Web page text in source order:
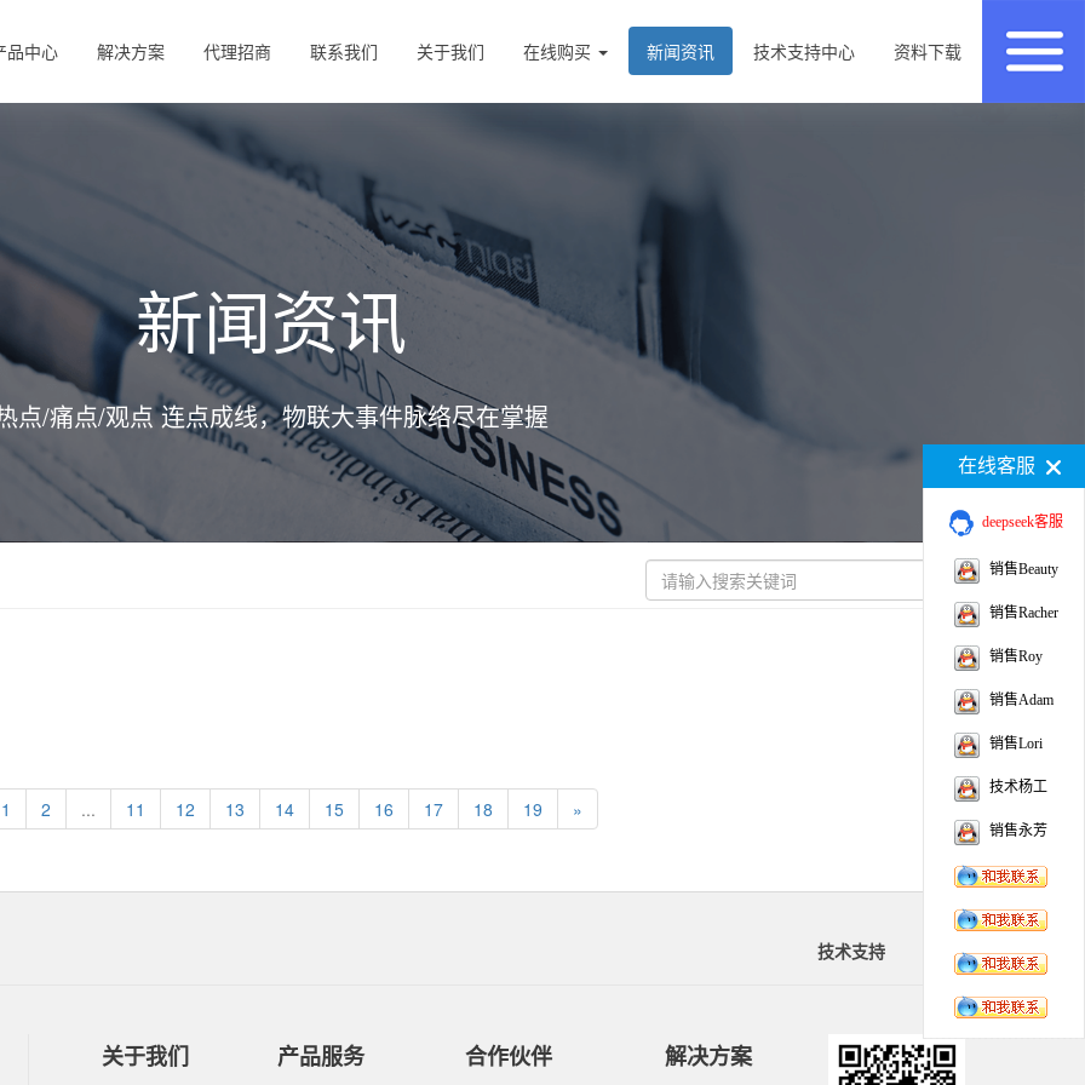
品中心 解决方案 代理招商 联系我们 关于我们 在线购买 新闻资讯 技术支持中心 资料下载
新闻资讯
点/痛点/观点 连点成线，物联大事件脉络尽在掌握
1 2 ... 11 12 13 14 15 16 17 18 19 »
技术支持 资料下载
关于我们 产品服务 合作伙伴 解决方案
在线客服
deepseek客服
销售Beauty
销售Racher
销售Roy
销售Adam
销售Lori
技术杨工
销售永芳